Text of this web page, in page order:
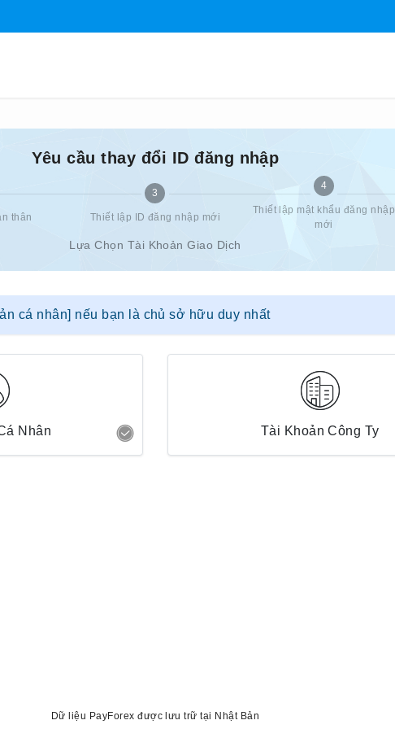
Yêu cầu thay đổi ID đăng nhập
thân
3
Thiết lập ID đăng nhập mới
4
Thiết lập mật khẩu đăng nhập
mới
Lựa Chọn Tài Khoản Giao Dịch
cá nhân] nếu bạn là chủ sở hữu duy nhất
Nhân Tài Khoản Công Ty
Dữ liệu PayForex được lưu trữ tại Nhật Bản